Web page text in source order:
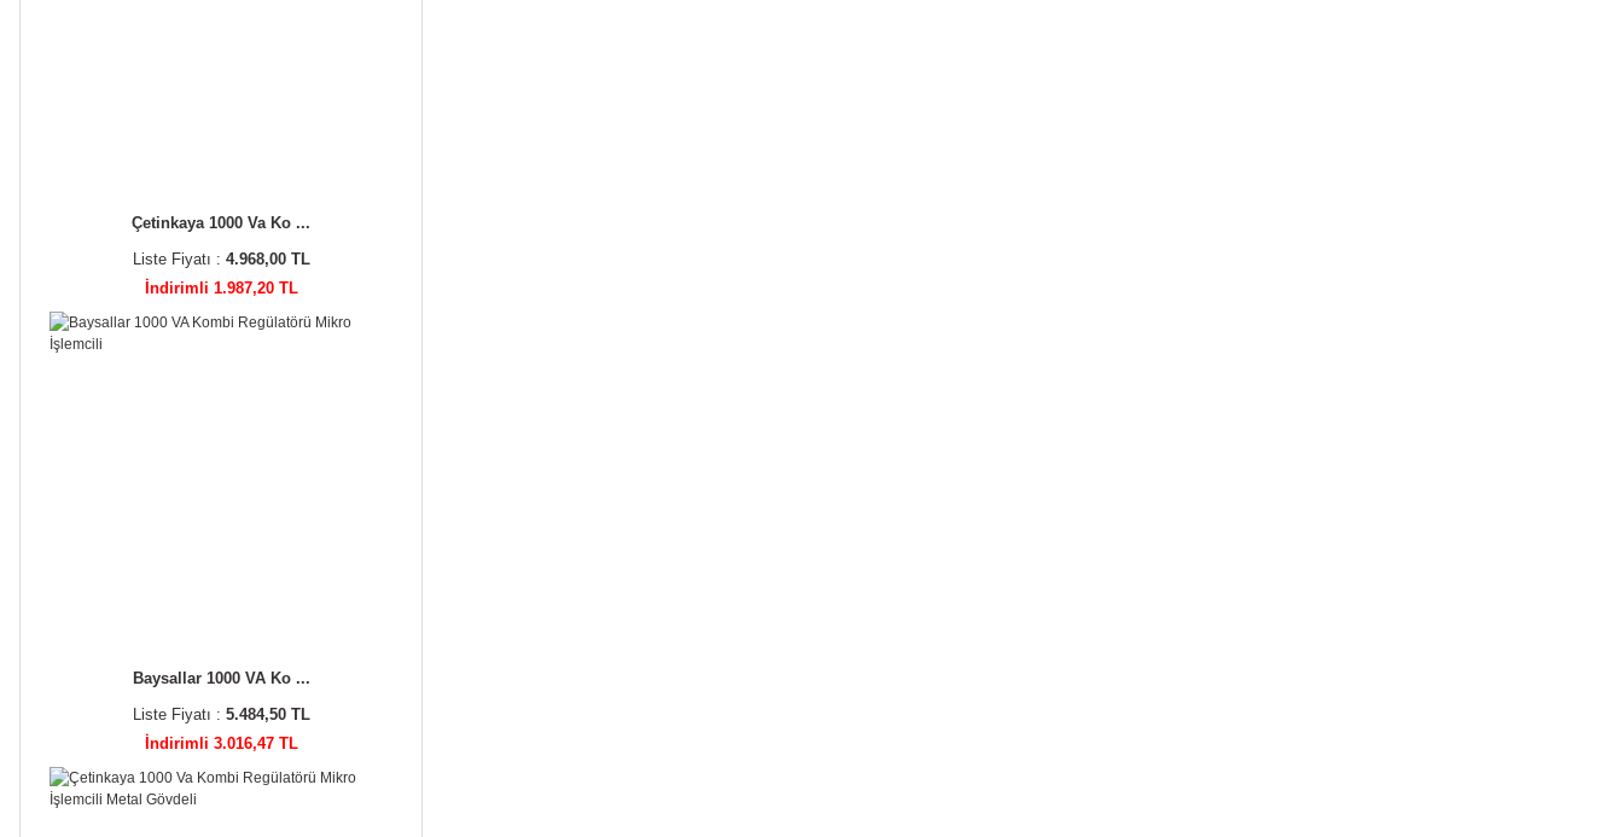
Çetinkaya 1000 Va Ko ...
Liste Fiyatı : 4.968,00 TL
İndirimli 1.987,20 TL
Baysallar 1000 VA Ko ...
Liste Fiyatı : 5.484,50 TL
İndirimli 3.016,47 TL